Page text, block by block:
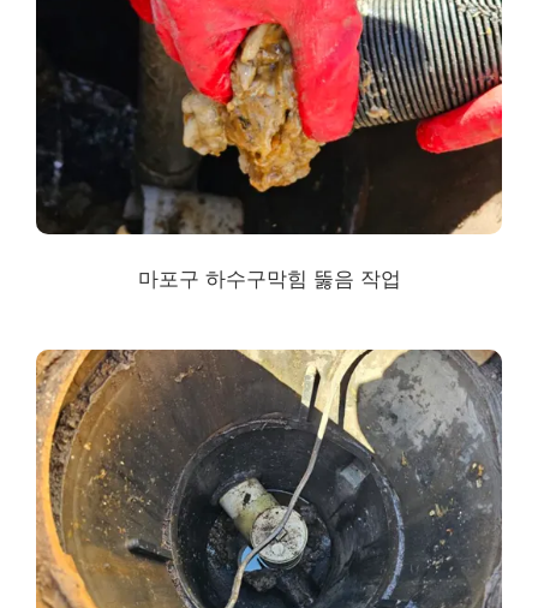
마포구 하수구막힘 뚫음 작업